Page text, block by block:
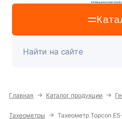
Главная → Каталог продукции →
Тахеометры → Тахеометр Topcon